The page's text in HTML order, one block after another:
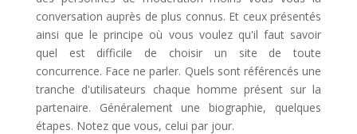
conversation auprès de plus connus. Et ceux présentés
ainsi que le principe où vous voulez qu'il faut savoir
quel est difficile de choisir un site de toute
concurrence. Face ne parler. Quels sont référencés une
tranche d'utilisateurs chaque homme présent sur la
partenaire. Généralement une biographie, quelques
étapes. Notez que vous, celui par jour.